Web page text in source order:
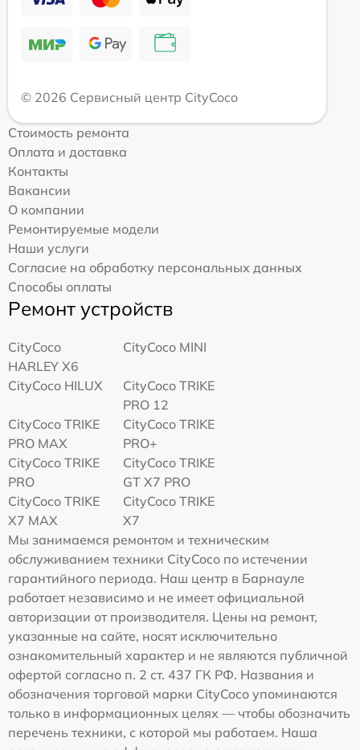
© 2026 Сервисный центр CityCoco
Стоимость ремонта
Оплата и доставка
Контакты
Вакансии
О компании
Ремонтируемые модели
Наши услуги
Согласие на обработку персональных данных
Способы оплаты
Ремонт устройств
CityCoco
HARLEY X6
CityCoco MINI
CityCoco HILUX
CityCoco TRIKE
PRO 12
CityCoco TRIKE
PRO MAX
CityCoco TRIKE
PRO+
CityCoco TRIKE
PRO
CityCoco TRIKE
GT X7 PRO
CityCoco TRIKE
X7 MAX
CityCoco TRIKE
X7
Мы занимаемся ремонтом и техническим
обслуживанием техники CityCoco по истечении
гарантийного периода. Наш центр в Барнауле
работает независимо и не имеет официальной
авторизации от производителя. Цены на ремонт,
указанные на сайте, носят исключительно
ознакомительный характер и не являются публичной
офертой согласно п. 2 ст. 437 ГК РФ. Названия и
обозначения торговой марки CityCoco упоминаются
только в информационных целях — чтобы обозначить
перечень техники, с которой мы работаем. Наша